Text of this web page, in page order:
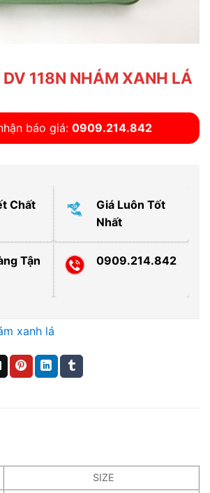
118N NHÁM XANH LÁ
báo giá: 0909.214.842
Chất
Giá Luôn Tốt
Nhất
Tận
0909.214.842
xanh lá
SIZE